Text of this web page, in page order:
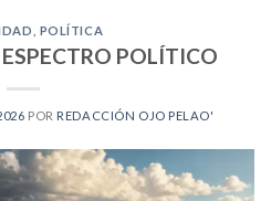
POLÍTICA
POLÍTICO
POR REDACCIÓN OJO PELAO'